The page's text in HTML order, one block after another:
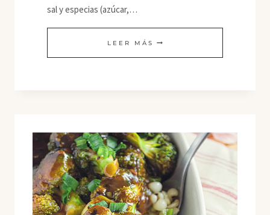
sal y especias (azúcar,…
LEER MÁS DOUCHI